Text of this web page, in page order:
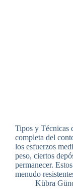
Tipos y Técnicas
completa del
los esfuerzos
peso, ciertos
permanecer.
menudo
Kübra